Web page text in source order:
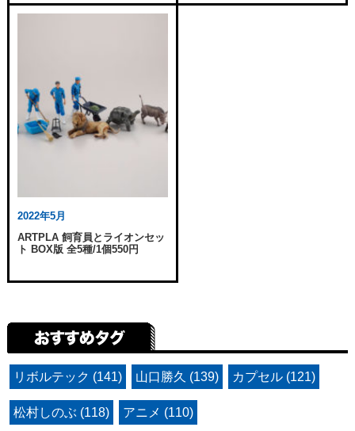
2022年5月
ARTPLA 飼育員とライオンセッ
ト BOX版 全5種/1個550円
リボルテック (141) 山口勝久 (139) カプセル (121)
松村しのぶ (118) アニメ (110)